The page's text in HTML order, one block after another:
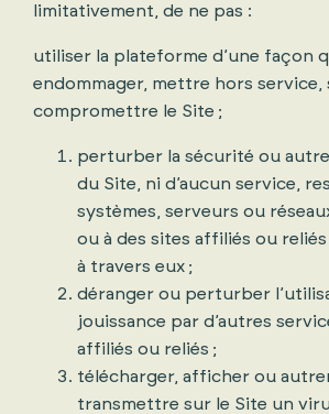
limitativement, de ne pas :
utiliser la plateforme d’une façon
endommager, mettre hors
compromettre le Site ;
perturber la sécurité ou
du Site, ni d’aucun service,
systèmes, serveurs ou
ou à des sites affiliés ou
à travers eux ;
déranger ou perturber
jouissance par d’autres
affiliés ou reliés ;
télécharger, afficher ou
transmettre sur le Site un